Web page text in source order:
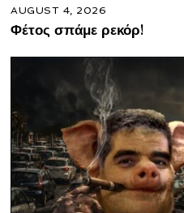
AUGUST 4, 2026
Φέτος σπάμε ρεκόρ!